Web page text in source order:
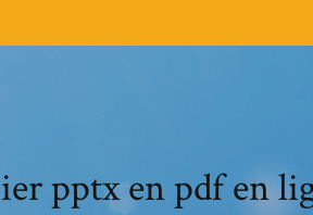
pptx en pdf en